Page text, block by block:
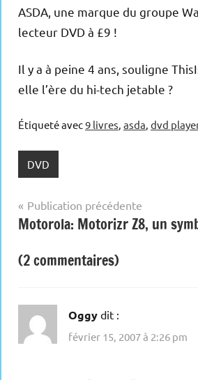
ASDA, une marque du groupe
lecteur DVD à £9 !
Il y a à peine 4 ans, souligne
elle l’ère du hi-tech jetable ?
Étiqueté avec9 livres, asda, dvd
DVD
Navigation
de
l’article
Publication précédente
Motorola: Motorizr Z8, un
(2 commentaires)
Oggy dit :
février 15, 2007 à 2:26 pm